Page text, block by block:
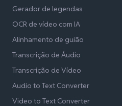
Gerador de legendas
OCR de vídeo com IA
Alinhamento de guião
Transcrição de Áudio
Transcrição de Vídeo
Audio to Text Converter
Video to Text Converter